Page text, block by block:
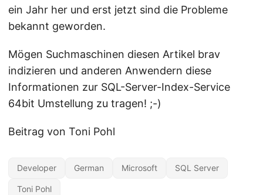
ein Jahr her und erst jetzt sind die Probleme
bekannt geworden.
Mögen Suchmaschinen diesen Artikel brav
indizieren und anderen Anwendern diese
Informationen zur SQL-Server-Index-Service
64bit Umstellung zu tragen! ;-)
Beitrag von Toni Pohl
Developer German Microsoft SQL Server
Toni Pohl